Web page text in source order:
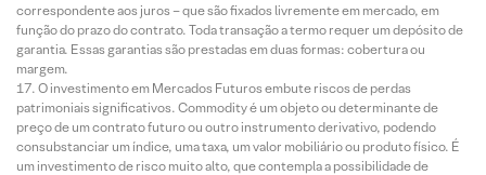
correspondente aos juros – que são fixados livremente em mercado, em
função do prazo do contrato. Toda transação a termo requer um depósito de
garantia. Essas garantias são prestadas em duas formas: cobertura ou
margem.
O investimento em Mercados Futuros embute riscos de perdas
patrimoniais significativos. Commodity é um objeto ou determinante de
preço de um contrato futuro ou outro instrumento derivativo, podendo
consubstanciar um índice, uma taxa, um valor mobiliário ou produto físico. É
um investimento de risco muito alto, que contempla a possibilidade de